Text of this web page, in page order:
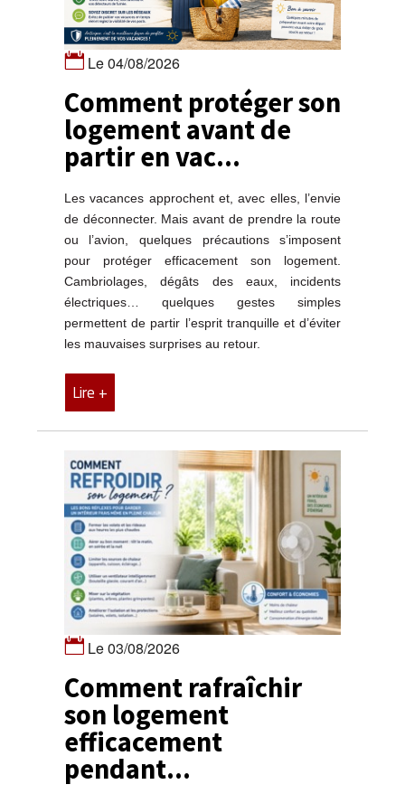
Le 04/08/2026
Comment protéger son
logement avant de
partir en vac...
Les vacances approchent et, avec elles, l’envie
de déconnecter. Mais avant de prendre la route
ou l’avion, quelques précautions s’imposent
pour protéger efficacement son logement.
Cambriolages, dégâts des eaux, incidents
électriques… quelques gestes simples
permettent de partir l’esprit tranquille et d’éviter
les mauvaises surprises au retour.
Lire +
Le 03/08/2026
Comment rafraîchir
son logement
efficacement
pendant...